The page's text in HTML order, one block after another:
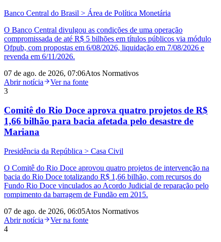
Banco Central do Brasil > Área de Política Monetária
O Banco Central divulgou as condições de uma operação
compromissada de até R$ 5 bilhões em títulos públicos via módulo
Ofpub, com propostas em 6/08/2026, liquidação em 7/08/2026 e
revenda em 6/11/2026.
07 de ago. de 2026, 07:06Atos Normativos
Abrir notícia
Ver na fonte
3
Comitê do Rio Doce aprova quatro projetos de R$
1,66 bilhão para bacia afetada pelo desastre de
Mariana
Presidência da República > Casa Civil
O Comitê do Rio Doce aprovou quatro projetos de intervenção na
bacia do Rio Doce totalizando R$ 1,66 bilhão, com recursos do
Fundo Rio Doce vinculados ao Acordo Judicial de reparação pelo
rompimento da barragem de Fundão em 2015.
07 de ago. de 2026, 06:05Atos Normativos
Abrir notícia
Ver na fonte
4